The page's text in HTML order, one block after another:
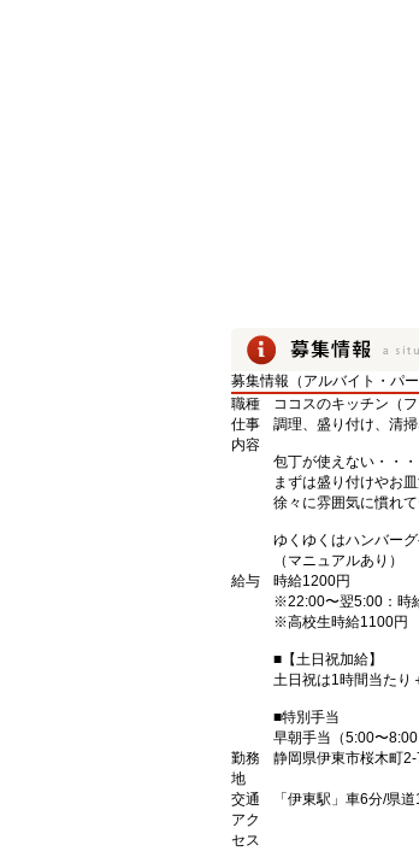
募集情報（アルバイト・パー
職種
ココスのキッチン（
仕事
内容
調理、盛り付け、清
包丁が使えない・・
まずは盛り付けやお
徐々に雰囲気に慣れて
ゆくゆくはハンバー
（マニュアルあり）
給与
時給1200円
※22:00〜翌5:00：時
※高校生時給1100円
■【土日祝加給】
土日祝は1時間当たり
■特別手当
早朝手当（5:00〜
勤務
地
静岡県伊東市桜木町
交通
アク
セス
「伊東駅」車6分/県